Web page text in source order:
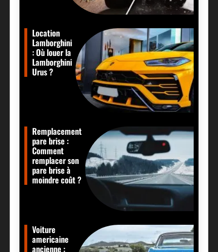
Location
Lamborghini
: Où louer la
Lamborghini
Urus ?
Remplacement
pare brise :
Comment
remplacer son
pare brise à
moindre coût ?
Voiture
americaine
ancienne :